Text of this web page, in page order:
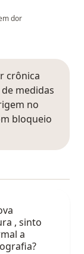
dor
crônica
medidas
no
bloqueio
, sinto
a